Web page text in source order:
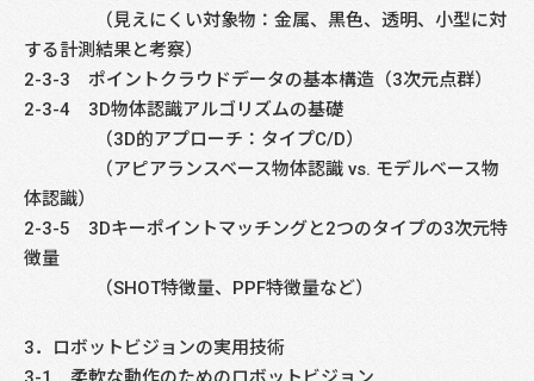
（見えにくい対象物：金属、黒色、透明、小型に対
する計測結果と考察）
2-3-3 ポイントクラウドデータの基本構造（3次元点群）
2-3-4 3D物体認識アルゴリズムの基礎
（3D的アプローチ：タイプC/D）
（アピアランスベース物体認識 vs. モデルベース物
体認識）
2-3-5 3Dキーポイントマッチングと2つのタイプの3次元特
徴量
（SHOT特徴量、PPF特徴量など）
3．ロボットビジョンの実用技術
3-1 柔軟な動作のためのロボットビジョン